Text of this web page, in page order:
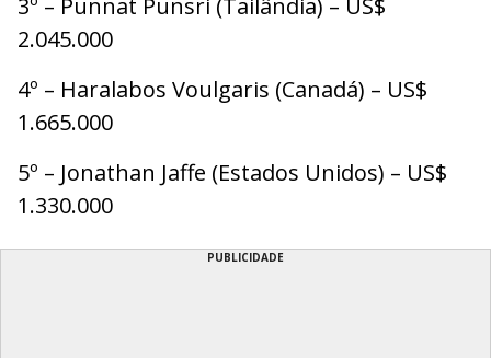
3º – Punnat Punsri (Tailândia) – US$
2.045.000
4º – Haralabos Voulgaris (Canadá) – US$
1.665.000
5º – Jonathan Jaffe (Estados Unidos) – US$
1.330.000
PUBLICIDADE